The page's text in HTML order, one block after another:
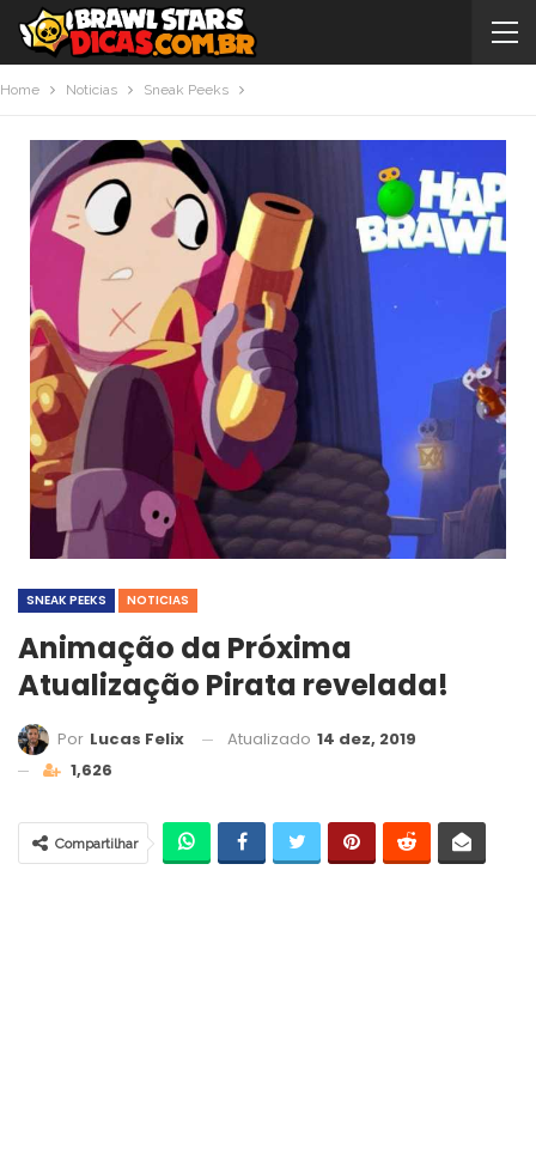
Home Noticias Sneak Peeks
SNEAK PEEKS NOTICIAS
Animação da Próxima
Atualização Pirata revelada!
Por Lucas Felix Atualizado 14 dez, 2019
1,626
Compartilhar